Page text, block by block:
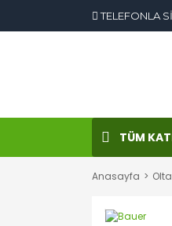
TELEFONLA
TÜM
Anasayfa